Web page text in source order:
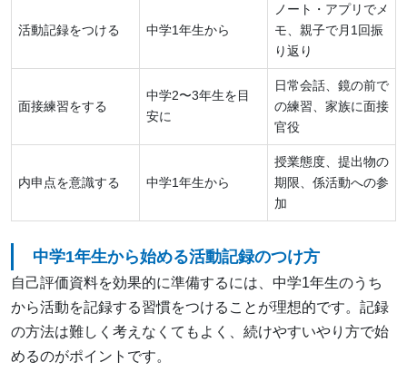
活動記録をつける 中学1年生から
ノート・アプリでメ
モ、親子で月1回振
り返り
面接練習をする
中学2〜3年生を目
安に
日常会話、鏡の前で
の練習、家族に面接
官役
内申点を意識する 中学1年生から
授業態度、提出物の
期限、係活動への参
加
中学1年生から始める活動記録のつけ方
自己評価資料を効果的に準備するには、中学1年生のうち
から活動を記録する習慣をつけることが理想的です。記録
の方法は難しく考えなくてもよく、続けやすいやり方で始
めるのがポイントです。